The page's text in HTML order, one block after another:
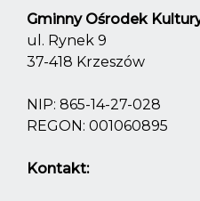
Gminny Ośrodek
ul. Rynek 9
37-418 Krzeszów
NIP: 865-14-27-028
REGON: 001060895
Kontakt: